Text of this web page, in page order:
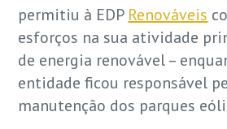
permitiu à EDP Renováveis
esforços na sua atividade
de energia renovável –
entidade ficou responsável
manutenção dos parques